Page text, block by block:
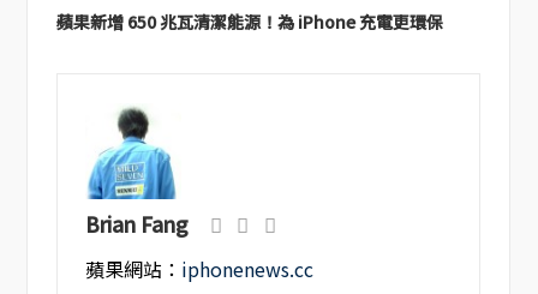
蘋果新增 650 兆瓦清潔能源！為 iPhone 充電更環保
Brian Fang
蘋果網站： iphonenews.cc